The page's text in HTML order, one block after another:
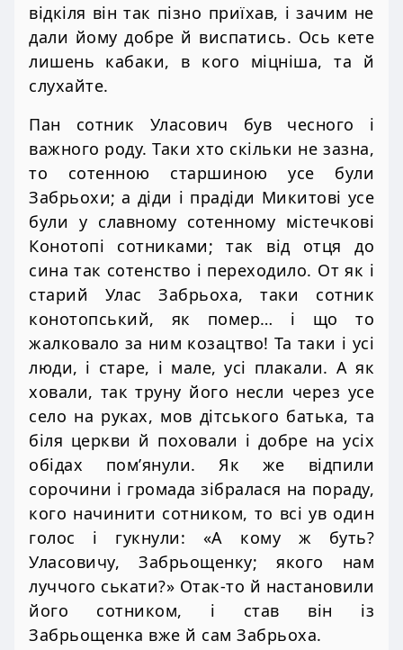
відкіля він так пізно приїхав, і зачим не
дали йому добре й виспатись. Ось кете
лишень кабаки, в кого міцніша, та й
слухайте.
Пан сотник Уласович був чесного і
важного роду. Таки хто скільки не зазна,
то сотенною старшиною усе були
Забрьохи; а діди і прадіди Микитові усе
були у славному сотенному містечкові
Конотопі сотниками; так від отця до
сина так сотенство і переходило. От як і
старий Улас Забрьоха, таки сотник
конотопський, як помер… і що то
жалковало за ним козацтво! Та таки і усі
люди, і старе, і мале, усі плакали. А як
ховали, так труну його несли через усе
село на руках, мов дітського батька, та
біля церкви й поховали і добре на усіх
обідах пом’янули. Як же відпили
сорочини і громада зібралася на пораду,
кого начинити сотником, то всі ув один
голос і гукнули: «А кому ж буть?
Уласовичу, Забрьощенку; якого нам
луччого ськати?» Отак-то й настановили
його сотником, і став він із
Забрьощенка вже й сам Забрьоха.